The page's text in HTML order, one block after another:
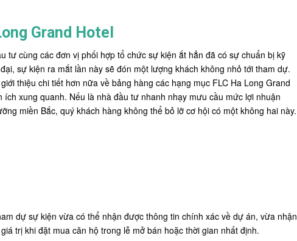
Grand Hotel
tư cùng các đơn vị phối hợp tổ chức sự kiện ắt hẳn đã có sự chuẩn bị kỹ
sự kiện ra mắt lần này sẽ đón một lượng khách không nhỏ tới tham dự.
thiệu chi tiết hơn nữa về bảng hàng các hạng mục FLC Ha Long Grand
xung quanh. Nếu là nhà đầu tư nhanh nhạy mưu cầu mức lợi nhuận
miền Bắc, quý khách hàng không thể bỏ lỡ cơ hội có một không hai này.
dự sự kiện vừa có thể nhận được thông tin chính xác về dự án, vừa nhận
trị khi đặt mua căn hộ trong lễ mở bán hoặc thời gian nhất định.